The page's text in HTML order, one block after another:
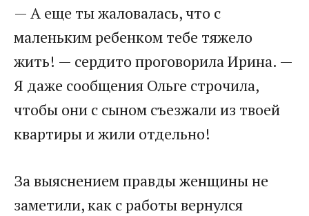
— А еще ты жаловалась, что с
маленьким ребенком тебе тяжело
жить! — сердито проговорила Ирина. —
Я даже сообщения Ольге строчила,
чтобы они с сыном съезжали из твоей
квартиры и жили отдельно!
За выяснением правды женщины не
заметили, как с работы вернулся